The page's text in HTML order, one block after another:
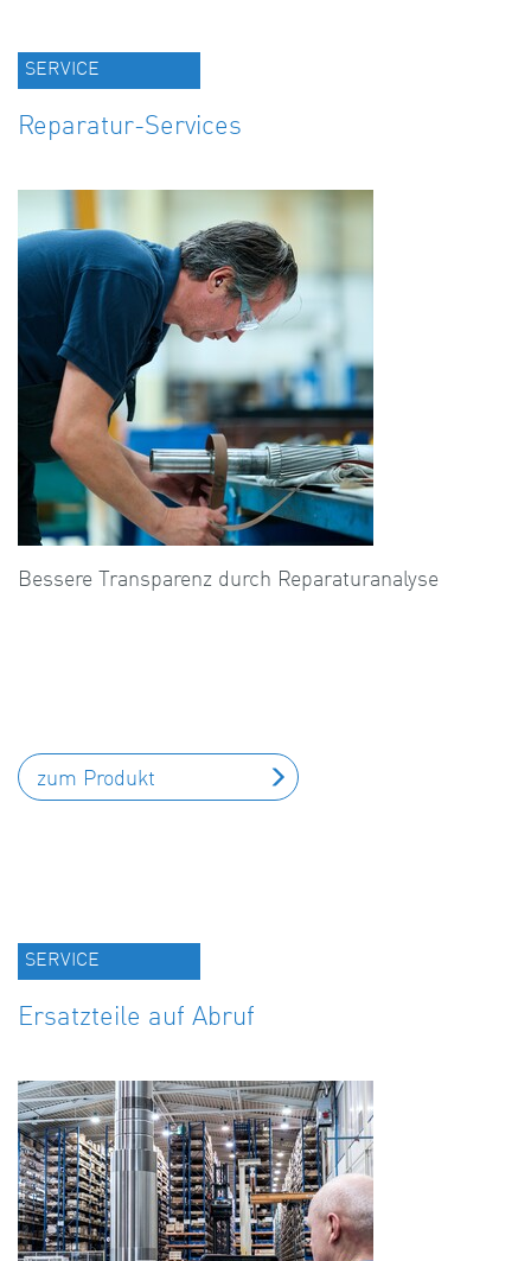
SERVICE
Reparatur-Services
Bessere Transparenz durch Reparaturanalyse
zum Produkt
SERVICE
Ersatzteile auf Abruf